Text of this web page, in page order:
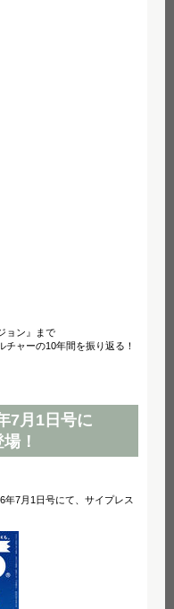
ョン』まで
ャーの10年間を振り返る！
7月1日号に
！
年7月1日号にて、サイプレス